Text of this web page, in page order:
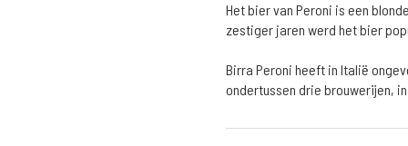
Het bier van Peroni is een
zestiger jaren werd het bier
Birra Peroni heeft in Italië
ondertussen drie brouwerijen,